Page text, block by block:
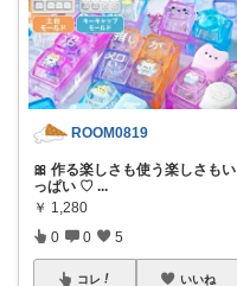
ROOM0819
🎀 作る楽しさも使う楽しさもい
っぱい ♡ ...
￥ 1,280
0 0 5
コレ いいね